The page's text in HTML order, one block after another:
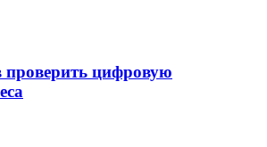
проверить цифровую